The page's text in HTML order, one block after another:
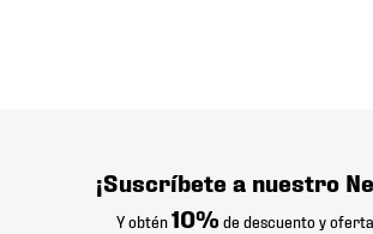
¡Suscríbete a nuestro
Y obtén10% de descuento y